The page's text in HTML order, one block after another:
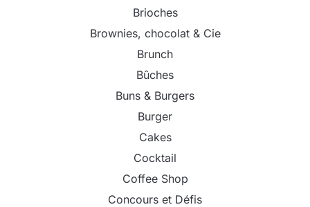
Brioches
Brownies, chocolat & Cie
Brunch
Bûches
Buns & Burgers
Burger
Cakes
Cocktail
Coffee Shop
Concours et Défis